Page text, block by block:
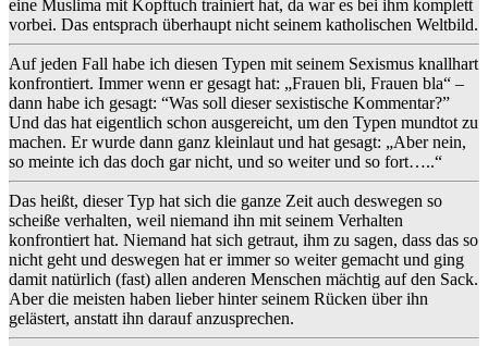
eine Muslima mit Kopftuch trainiert hat, da war es bei ihm komplett
vorbei. Das entsprach überhaupt nicht seinem katholischen Weltbild.
Auf jeden Fall habe ich diesen Typen mit seinem Sexismus knallhart
konfrontiert. Immer wenn er gesagt hat: „Frauen bli, Frauen bla“ –
dann habe ich gesagt: “Was soll dieser sexistische Kommentar?”
Und das hat eigentlich schon ausgereicht, um den Typen mundtot zu
machen. Er wurde dann ganz kleinlaut und hat gesagt: „Aber nein,
so meinte ich das doch gar nicht, und so weiter und so fort…..“
Das heißt, dieser Typ hat sich die ganze Zeit auch deswegen so
scheiße verhalten, weil niemand ihn mit seinem Verhalten
konfrontiert hat. Niemand hat sich getraut, ihm zu sagen, dass das so
nicht geht und deswegen hat er immer so weiter gemacht und ging
damit natürlich (fast) allen anderen Menschen mächtig auf den Sack.
Aber die meisten haben lieber hinter seinem Rücken über ihn
gelästert, anstatt ihn darauf anzusprechen.